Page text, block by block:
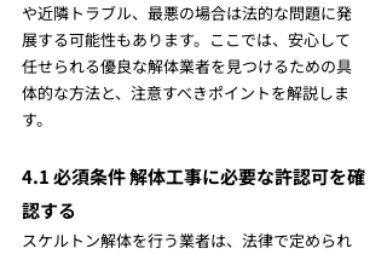
や近隣トラブル、最悪の場合は法的な問題に発
展する可能性もあります。ここでは、安心して
任せられる優良な解体業者を見つけるための具
体的な方法と、注意すべきポイントを解説しま
す。
4.1 必須条件 解体工事に必要な許認可を確
認する
スケルトン解体を行う業者は、法律で定められ